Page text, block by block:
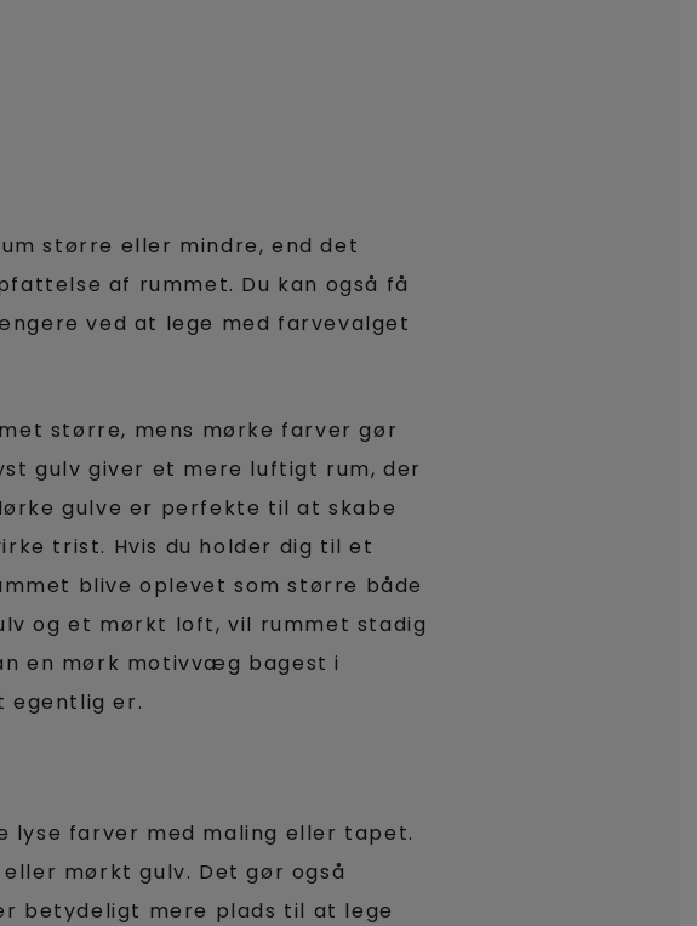
større eller mindre, end det
af rummet. Du kan også få
ved at lege med farvevalget
større, mens mørke farver gør
gulv giver et mere luftigt rum, der
gulve er perfekte til at skabe
trist. Hvis du holder dig til et
blive oplevet som større både
og et mørkt loft, vil rummet stadig
en mørk motivvæg bagest i
egentlig er.
lyse farver med maling eller tapet.
mørkt gulv. Det gør også
betydeligt mere plads til at lege